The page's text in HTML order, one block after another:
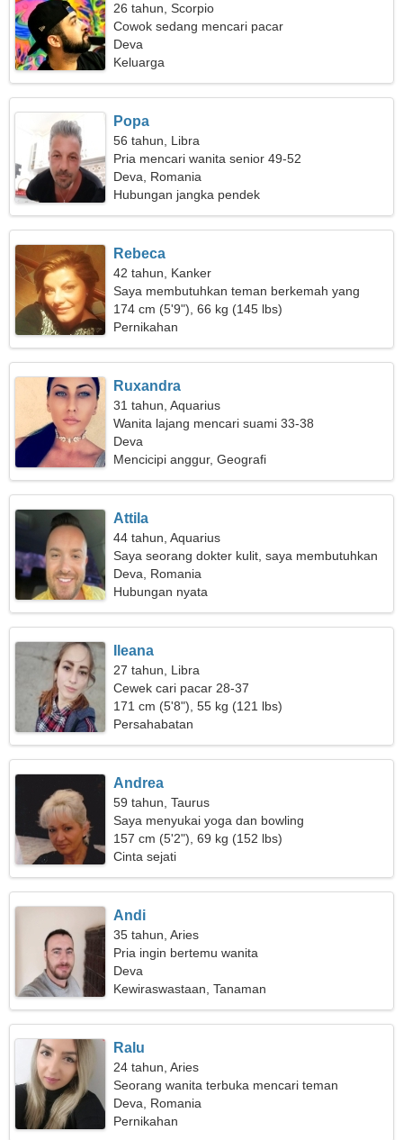
26 tahun, Scorpio
Cowok sedang mencari pacar
Deva
Keluarga
Popa
56 tahun, Libra
Pria mencari wanita senior 49-52
Deva, Romania
Hubungan jangka pendek
Rebeca
42 tahun, Kanker
Saya membutuhkan teman berkemah yang
berdedikasi
174 cm (5'9"), 66 kg (145 lbs)
Pernikahan
Ruxandra
31 tahun, Aquarius
Wanita lajang mencari suami 33-38
Deva
Mencicipi anggur, Geografi
Attila
44 tahun, Aquarius
Saya seorang dokter kulit, saya membutuhkan
wanita yang lucu
Deva, Romania
Hubungan nyata
Ileana
27 tahun, Libra
Cewek cari pacar 28-37
171 cm (5'8"), 55 kg (121 lbs)
Persahabatan
Andrea
59 tahun, Taurus
Saya menyukai yoga dan bowling
157 cm (5'2"), 69 kg (152 lbs)
Cinta sejati
Andi
35 tahun, Aries
Pria ingin bertemu wanita
Deva
Kewiraswastaan, Tanaman
Ralu
24 tahun, Aries
Seorang wanita terbuka mencari teman
Deva, Romania
Pernikahan